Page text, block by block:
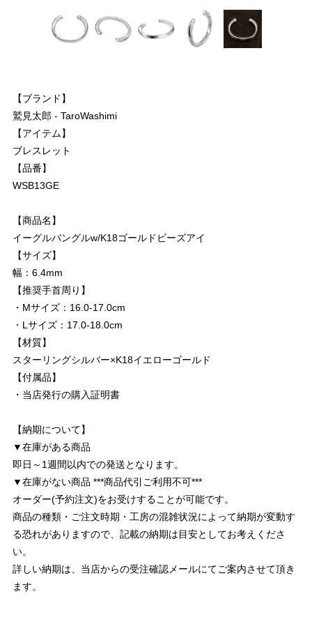
【ブランド】
鷲見太郎 - TaroWashimi
【アイテム】
ブレスレット
【品番】
WSB13GE
【商品名】
イーグルバングルw/K18ゴールドビーズアイ
【サイズ】
幅：6.4mm
【推奨手首周り】
・Mサイズ：16.0-17.0cm
・Lサイズ：17.0-18.0cm
【材質】
スターリングシルバー×K18イエローゴールド
【付属品】
・当店発行の購入証明書
【納期について】
▼在庫がある商品
即日～1週間以内での発送となります。
▼在庫がない商品 ***商品代引ご利用不可***
オーダー(予約注文)をお受けすることが可能です。
商品の種類・ご注文時期・工房の混雑状況によって納期が変動す
る恐れがありますので、記載の納期は目安としてお考えくださ
い。
詳しい納期は、当店からの受注確認メールにてご案内させて頂き
ます。